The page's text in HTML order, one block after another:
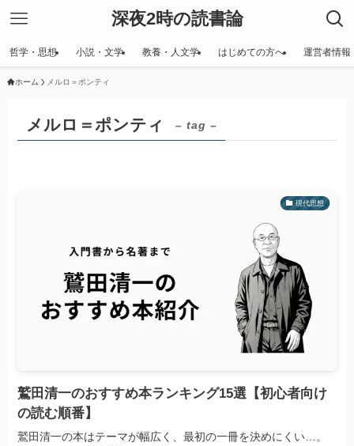
深夜2時の読書論
哲学・思想 小説・文学 教養・人文学 はじめての方へ 運営者情報
ホーム メルロ＝ポンティ
メルロ＝ポンティ – tag –
現代思想
鷲田清一のおすすめ本ランキング15選【初心者向け
の読む順番】
鷲田清一の本はテーマが幅広く、最初の一冊を決めにくい…。